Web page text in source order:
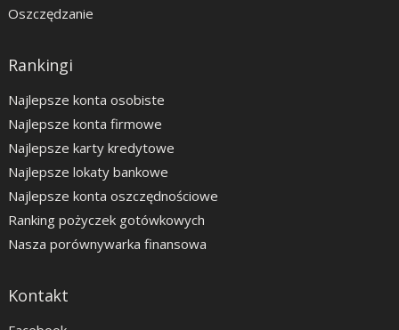
Oszczędzanie
Rankingi
Najlepsze konta osobiste
Najlepsze konta firmowe
Najlepsze karty kredytowe
Najlepsze lokaty bankowe
Najlepsze konta oszczędnościowe
Ranking pożyczek gotówkowych
Nasza porównywarka finansowa
Kontakt